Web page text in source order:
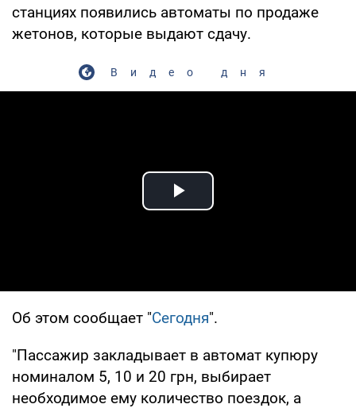
станциях появились автоматы по продаже
жетонов, которые выдают сдачу.
Видео дня
Play Video
Об этом сообщает "Сегодня".
"Пассажир закладывает в автомат купюру
номиналом 5, 10 и 20 грн, выбирает
необходимое ему количество поездок, а